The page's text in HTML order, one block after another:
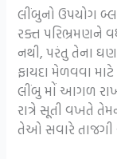
લીંબુનો ઉપયોગ
રક્ત પરિભ્રમણને
નથી, પરંતુ તેના
ફાયદા મેળવવા
લીંબુ મોં આગળ
રાત્રે સૂતી વખતે
તેઓ સવારે